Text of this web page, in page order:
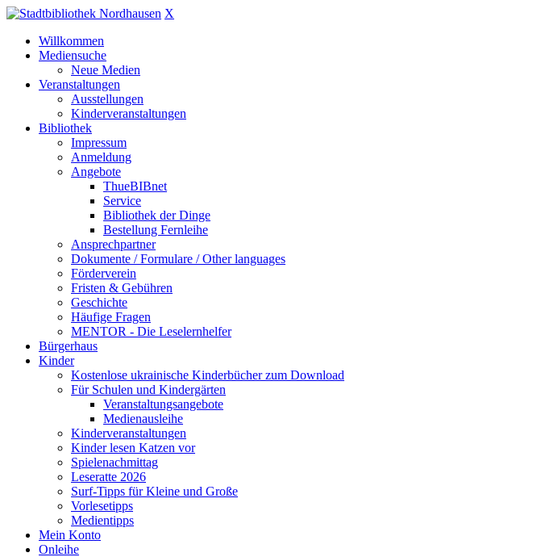
X
Willkommen
Mediensuche
Neue Medien
Veranstaltungen
Ausstellungen
Kinderveranstaltungen
Bibliothek
Impressum
Anmeldung
Angebote
ThueBIBnet
Service
Bibliothek der Dinge
Bestellung Fernleihe
Ansprechpartner
Dokumente / Formulare / Other languages
Förderverein
Fristen & Gebühren
Geschichte
Häufige Fragen
MENTOR - Die Leselernhelfer
Bürgerhaus
Kinder
Kostenlose ukrainische Kinderbücher zum Download
Für Schulen und Kindergärten
Veranstaltungsangebote
Medienausleihe
Kinderveranstaltungen
Kinder lesen Katzen vor
Spielenachmittag
Leseratte 2026
Surf-Tipps für Kleine und Große
Vorlesetipps
Medientipps
Mein Konto
Onleihe